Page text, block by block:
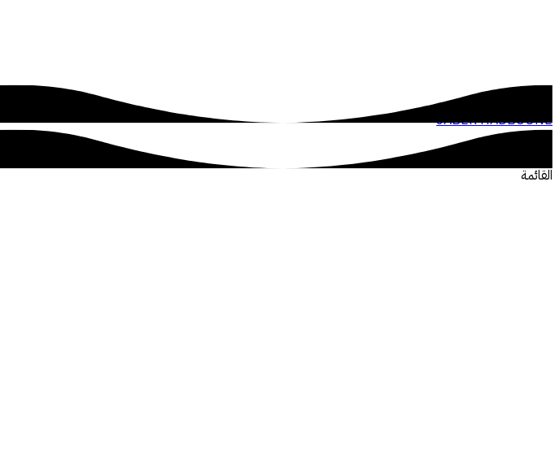
JABER HADBOUNE
القائمة